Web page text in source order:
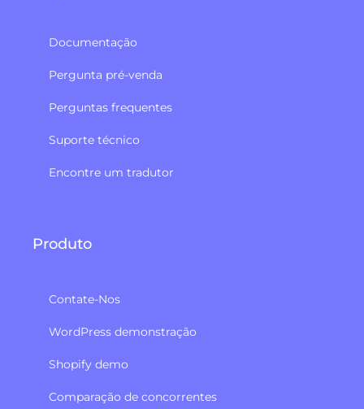
Documentação
Pergunta pré-venda
Perguntas frequentes
Suporte técnico
Encontre um tradutor
Produto
Contate-Nos
WordPress demonstração
Shopify demo
Comparação de concorrentes